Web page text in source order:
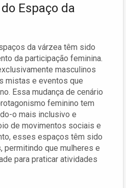
Espaço da
da várzea têm sido
da participação feminina.
masculinos
mistas e eventos que
Essa mudança de cenário
feminino tem
o mais inclusivo e
de movimentos sociais e
esses espaços têm sido
permitindo que mulheres e
para praticar atividades